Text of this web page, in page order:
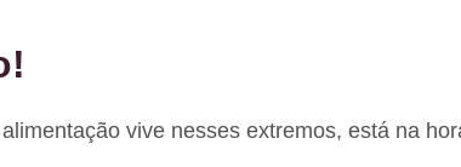
vive nesses extremos, está na